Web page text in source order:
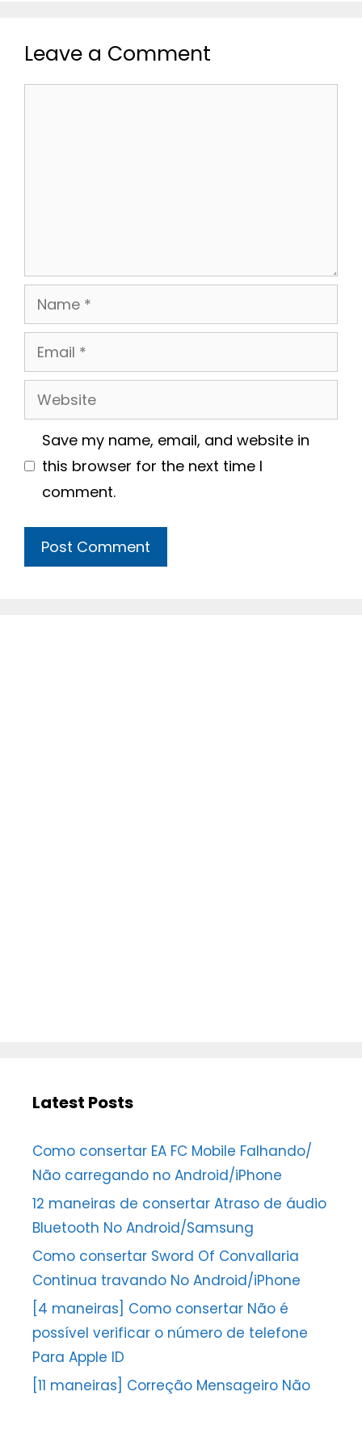
Leave a Comment
Name
Email
Website
Save my name, email, and website in
this browser for the next time I
comment.
Latest Posts
Como consertar EA FC Mobile Falhando/
Não carregando no Android/iPhone
12 maneiras de consertar Atraso de áudio
Bluetooth No Android/Samsung
Como consertar Sword Of Convallaria
Continua travando No Android/iPhone
[4 maneiras] Como consertar Não é
possível verificar o número de telefone
Para Apple ID
[11 maneiras] Correção Mensageiro Não